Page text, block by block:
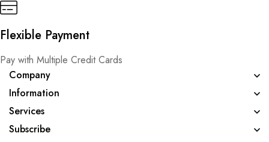
Flexible Payment
Pay with Multiple Credit Cards
Company
Information
Services
Subscribe